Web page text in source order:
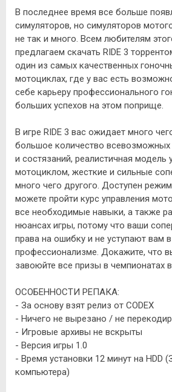
В последнее время все больше
симуляторов, но симуляторов
не так и много. Всем любителям
предлагаем скачать RIDE 3
один из самых качественных
мотоциклах, где у вас есть
себе карьеру профессионального
больших успехов на этом поприще.
В игре RIDE 3 вас ожидает много
большое количество всевозможных
и состязаний, реалистичная модель
мотоциклом, жесткие и сильные
много чего другого. Доступен
можете пройти курс управления
все необходимые навыки, а также
нюансах игры, потому что ваши
права на ошибку и не уступают вам в
профессионализме. Докажите, что
завоюйте все призы в чемпионатах в
ОСОБЕННОСТИ РЕПАКА:
- За основу взят релиз от CODEX
- Ничего не вырезано / не
- Игровые архивы не вскрыты
- Версия игры 1.0
- Время установки 12 минут на HDD
компьютера)